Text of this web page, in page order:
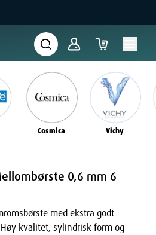
Cosmica Vichy
0,6 mm 6
med ekstra godt
kvalitet, sylindrisk form og